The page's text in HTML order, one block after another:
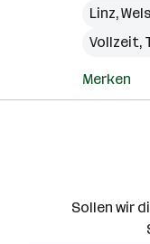
Linz,Wels
Vollzeit,
Merken
Sollen wir